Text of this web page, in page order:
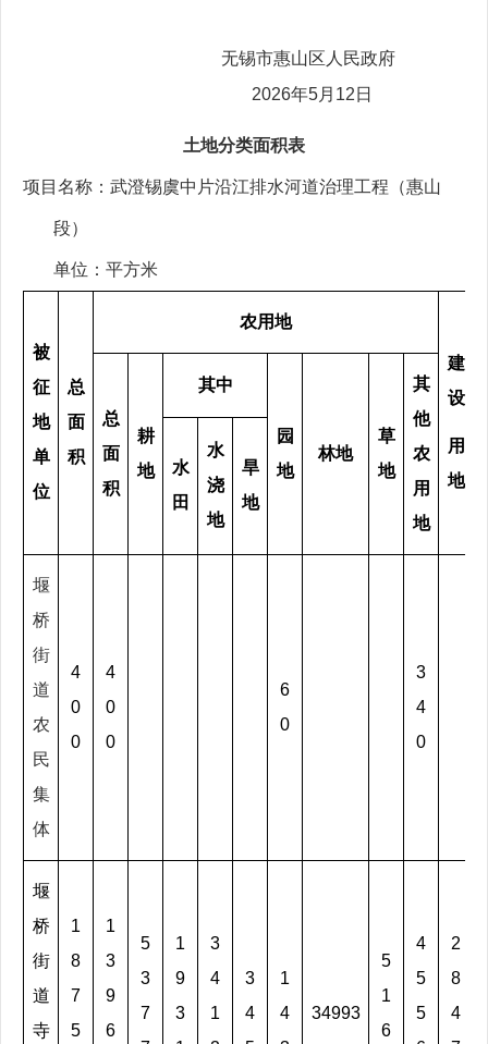
无锡市惠山区人民政府
2026年5月 12 日
土地分类面积表
项目名称：武澄锡虞中片沿江排水河道治理工程（惠山
段）
单位：平方米
被
征
地
单
位
总
面
积
农用地
建
设
用
地
总
面
积
耕
地
其中
园
地
林地
草
地
其
他
农
用
地
水
田
水
浇
地
旱
地
堰
桥
街
道
农
民
集
体
4
0
0
4
0
0
6
0
3
4
0
堰
桥
街
道
寺
1
8
7
5
1
3
9
6
5
3
7
1
9
3
3
4
1
3
4
1
4
34993
5
1
6
4
5
5
2
8
4